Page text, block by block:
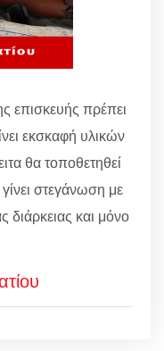
επισκευής πρέπει
εκσκαφή υλικών
θα τοποθετηθεί
στεγάνωση με
διάρκειας και μόνο